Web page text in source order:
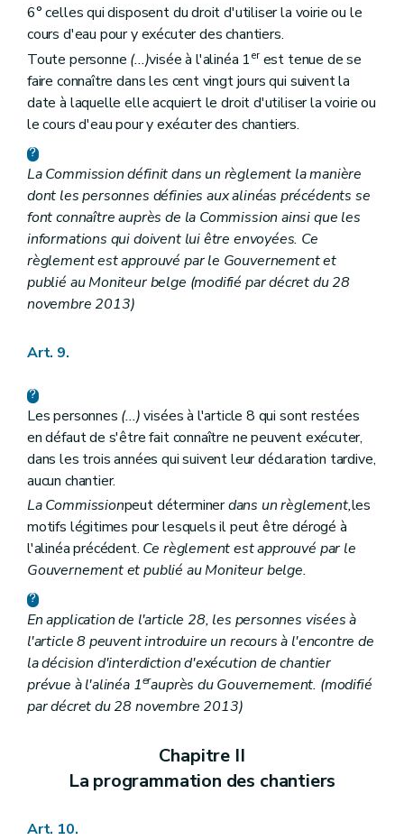
6° celles qui disposent du droit d'utiliser la voirie ou le
cours d'eau pour y exécuter des chantiers.
Toute personne (...)visée à l'alinéa 1erest tenue de se
faire connaître dans les cent vingt jours qui suivent la
date à laquelle elle acquiert le droit d'utiliser la voirie ou
le cours d'eau pour y exécuter des chantiers.
La Commission définit dans un règlement la manière
dont les personnes définies aux alinéas précédents se
font connaître auprès de la Commission ainsi que les
informations qui doivent lui être envoyées. Ce
règlement est approuvé par le Gouvernement et
publié auMoniteur belge (modifié par décret du 28
novembre 2013)
Art. 9.
Les personnes (...)visées à l'article 8 qui sont restées
en défaut de s'être fait connaître ne peuvent exécuter,
dans les trois années qui suivent leur déclaration tardive,
aucun chantier.
La Commissionpeut déterminerdans un règlement,les
motifs légitimes pour lesquels il peut être dérogé à
l'alinéa précédent. Ce règlement est approuvé par le
Gouvernement et publié auMoniteur belge.
En application de l'article 28, les personnes visées à
l'article 8 peuvent introduire un recours à l'encontre de
la décision d'interdiction d'exécution de chantier
prévue à l'alinéa 1erauprès du Gouvernement. (modifié
par décret du 28 novembre 2013)
Chapitre II
La programmation des chantiers
Art. 10.